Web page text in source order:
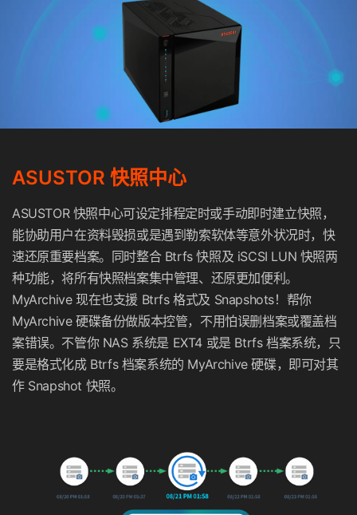
ASUSTOR 快照中心
ASUSTOR 快照中心可设定排程定时或手动即时建立快照，
能协助用户在资料毁损或是遇到勒索软体等意外状况时，快
速还原重要档案。同时整合 Btrfs 快照及 iSCSI LUN 快照两
种功能，将所有快照档案集中管理、还原更加便利。
MyArchive 现在也支援 Btrfs 格式及 Snapshots！帮你
MyArchive 硬碟备份做版本控管，不用怕误删档案或覆盖档
案错误。不管你 NAS 系统是 EXT4 或是 Btrfs 档案系统，只
要是格式化成 Btrfs 档案系统的 MyArchive 硬碟，即可对其
作 Snapshot 快照。